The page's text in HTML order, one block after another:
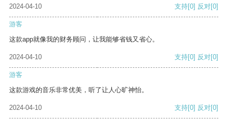
2024-04-10
支持[0] 反对[0]
游客
这款app就像我的财务顾问，让我能够省钱又省心。
2024-04-10 支持[0] 反对[0]
游客
这款游戏的音乐非常优美，听了让人心旷神怡。
2024-04-10 支持[0] 反对[0]